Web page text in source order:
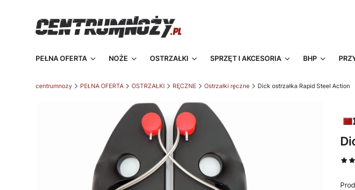
PEŁNA OFERTA NOŻE OSTRZAŁKI SPRZĘT I AKCESORIA BHP
centrumnozy PEŁNA OFERTA OSTRZAŁKI RĘCZNE Ostrzałki ręczne Dick ostrzałka Rapid Steel Action